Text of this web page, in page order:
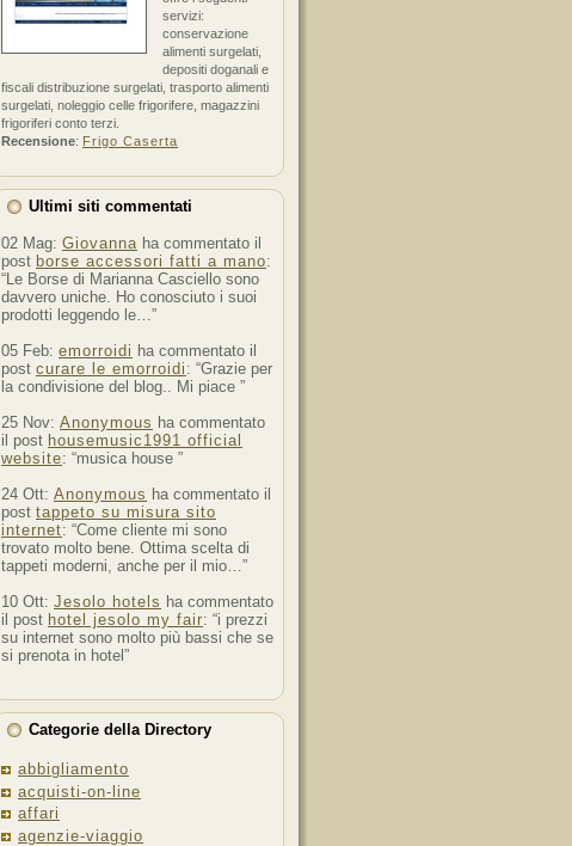
servizi:
conservazione
alimenti surgelati,
depositi doganali e
fiscali distribuzione surgelati, trasporto alimenti
surgelati, noleggio celle frigorifere, magazzini
frigoriferi conto terzi.
Recensione: Frigo Caserta
Ultimi siti commentati
02 Mag: Giovanna ha commentato il
post borse accessori fatti a mano:
“Le Borse di Marianna Casciello sono
davvero uniche. Ho conosciuto i suoi
prodotti leggendo le…”
05 Feb: emorroidi ha commentato il
post curare le emorroidi : “Grazie per
la condivisione del blog.. Mi piace ”
25 Nov: Anonymous ha commentato
il post housemusic1991 official
website: “musica house ”
24 Ott: Anonymous ha commentato il
post tappeto su misura sito
internet: “Come cliente mi sono
trovato molto bene. Ottima scelta di
tappeti moderni, anche per il mio…”
10 Ott: Jesolo hotels ha commentato
il post hotel jesolo my fair: “i prezzi
su internet sono molto più bassi che se
si prenota in hotel”
Categorie della Directory
abbigliamento
acquisti-on-line
affari
agenzie-viaggio